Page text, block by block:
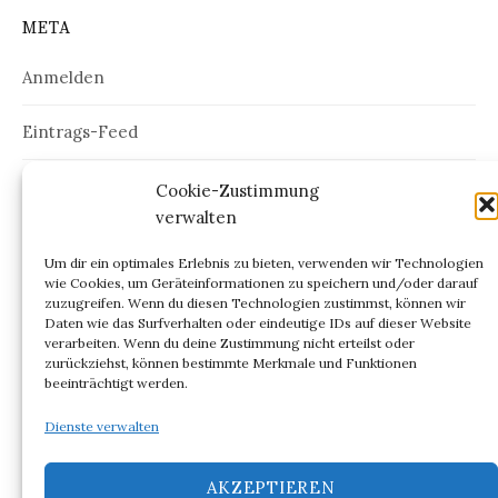
Cookie-Zustimmung
verwalten
Um dir ein optimales Erlebnis zu bieten, verwenden wir Technologien
wie Cookies, um Geräteinformationen zu speichern und/oder darauf
zuzugreifen. Wenn du diesen Technologien zustimmst, können wir
Daten wie das Surfverhalten oder eindeutige IDs auf dieser Website
verarbeiten. Wenn du deine Zustimmung nicht erteilst oder
zurückziehst, können bestimmte Merkmale und Funktionen
beeinträchtigt werden.
Dienste verwalten
AKZEPTIEREN
META
Anmelden
Eintrags-Feed
Kommentar-Feed
ARCHIV
Archiv